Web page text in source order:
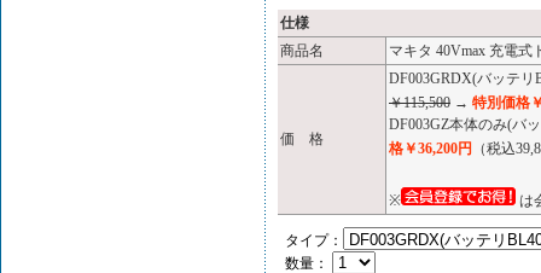
仕様
商品名
マキタ 40Vmax 充電式
価 格
DF003GRDX(バッテリ
￥115,500 → 特別価格
DF003GZ本体のみ(バ
格￥36,200円
（税込
※ は
タイプ：
数量：